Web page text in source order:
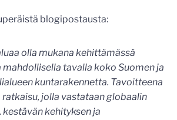
blogipostausta:
olla mukana kehittämässä
mahdollisella tavalla koko Suomen ja
kuntarakennetta. Tavoitteena
jolla vastataan globaalin
kestävän kehityksen ja